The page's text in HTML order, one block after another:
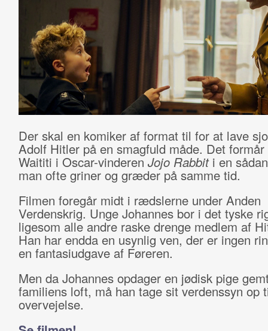
Der skal en komiker af format til for at lave
Adolf Hitler på en smagfuld måde. Det formår
Waititi i Oscar-vinderen Jojo Rabbiti en
man ofte griner og græder på samme tid.
Filmen foregår midt i rædslerne under Anden
Verdenskrig. Unge Johannes bor i det tyske
ligesom alle andre raske drenge medlem af
Han har endda en usynlig ven, der er ingen
en fantasiudgave af Føreren.
Men da Johannes opdager en jødisk pige
familiens loft, må han tage sit verdenssyn op
overvejelse.